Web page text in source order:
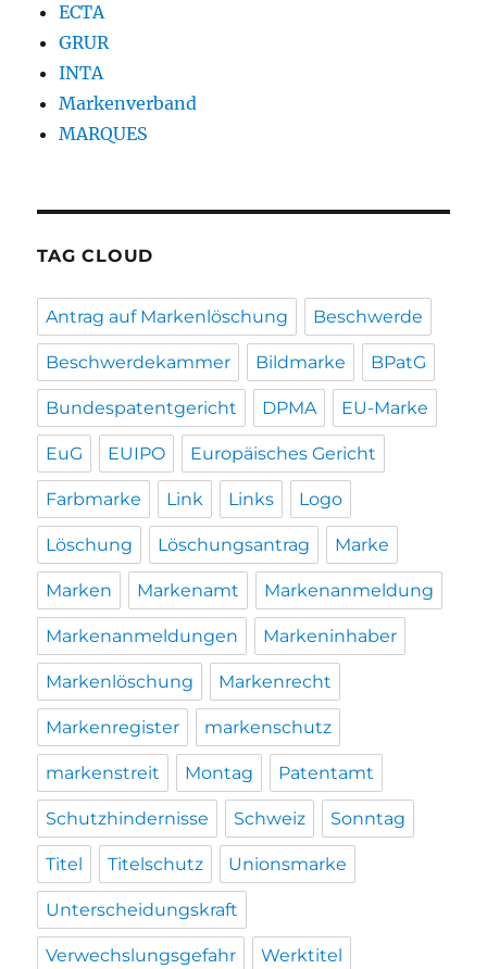
ECTA
GRUR
INTA
Markenverband
MARQUES
TAG CLOUD
Antrag auf Markenlöschung Beschwerde
Beschwerdekammer Bildmarke BPatG
Bundespatentgericht DPMA EU-Marke
EuG EUIPO Europäisches Gericht
Farbmarke Link Links Logo
Löschung Löschungsantrag Marke
Marken Markenamt Markenanmeldung
Markenanmeldungen Markeninhaber
Markenlöschung Markenrecht
Markenregister markenschutz
markenstreit Montag Patentamt
Schutzhindernisse Schweiz Sonntag
Titel Titelschutz Unionsmarke
Unterscheidungskraft
Verwechslungsgefahr Werktitel